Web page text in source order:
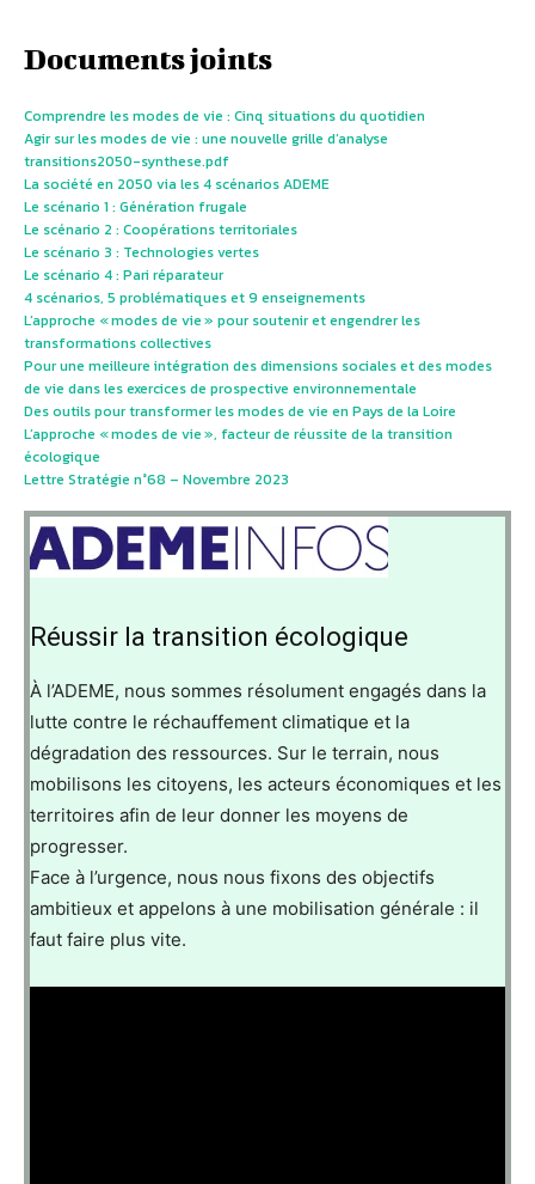
Documents joints
Comprendre les modes de vie : Cinq situations du quotidien
Agir sur les modes de vie : une nouvelle grille d’analyse
transitions2050-synthese.pdf
La société en 2050 via les 4 scénarios ADEME
Le scénario 1 : Génération frugale
Le scénario 2 : Coopérations territoriales
Le scénario 3 : Technologies vertes
Le scénario 4 : Pari réparateur
4 scénarios, 5 problématiques et 9 enseignements
L’approche « modes de vie » pour soutenir et engendrer les
transformations collectives
Pour une meilleure intégration des dimensions sociales et des modes
de vie dans les exercices de prospective environnementale
Des outils pour transformer les modes de vie en Pays de la Loire
L’approche « modes de vie », facteur de réussite de la transition
écologique
Lettre Stratégie n°68 – Novembre 2023
Réussir la transition écologique
À l’ADEME, nous sommes résolument engagés dans la
lutte contre le réchauffement climatique et la
dégradation des ressources. Sur le terrain, nous
mobilisons les citoyens, les acteurs économiques et les
territoires afin de leur donner les moyens de
progresser.
Face à l’urgence, nous nous fixons des objectifs
ambitieux et appelons à une mobilisation générale : il
faut faire plus vite.